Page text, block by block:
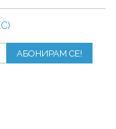
АБОНИРАМ СЕ!